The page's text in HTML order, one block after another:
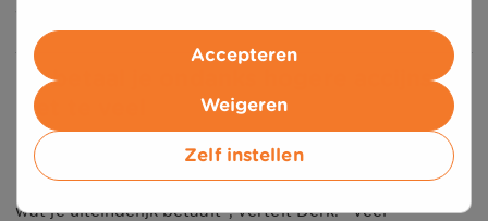
Zo betaal je ondanks hogere accijns
niet te veel
Ook met een hogere accijns kun je aan de pomp vaak
besparen. “De landelijke adviesprijs zegt weinig over
wat je uiteindelijk betaalt”, vertelt Derk. “Veel
Accepteren
Weigeren
Zelf instellen